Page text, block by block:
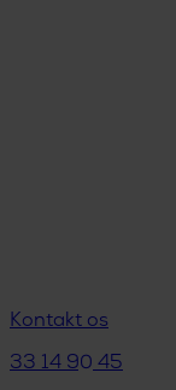
Kontakt os
33 14 90 45